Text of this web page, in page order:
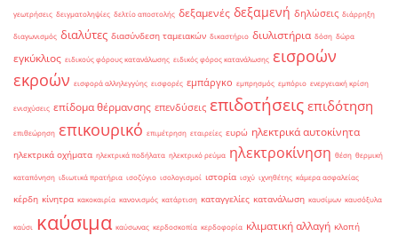
γεωτρήσεις δειγματοληψίες δελτίο αποστολής δεξαμενές δεξαμενή δηλώσεις διάρρηξη
διαγωνισμός διαλύτες διασύνδεση ταμειακών δικαστήριο διυλιστήρια δόση δώρα
εγκύκλιος ειδικούς φόρους κατανάλωσης ειδικός φόρος κατανάλωσης εισροών
εκροών εισφορά αλληλεγγύης εισφορές εμπάργκο εμπρησμός εμπόριο ενεργειακή κρίση
ενισχύσεις επίδομα θέρμανσης επενδύσεις επιδοτήσεις επιδότηση
επιθεώρηση επικουρικό επιμέτρηση εταιρείες ευρώ ηλεκτρικά αυτοκίνητα
ηλεκτρικά οχήματα ηλεκτρικά ποδήλατα ηλεκτρικό ρεύμα ηλεκτροκίνηση θέση θερμική
καταπόνηση ιδιωτικά πρατήρια ισοζύγιο ισολογισμοί ιστορία ισχύ ιχνηθέτης κάμερα ασφαλείας
κέρδη κίνητρα κακοκαιρία κανονισμός κατάρτιση καταγγελίες κατανάλωση καυσίμων καυσόξυλα
καύσι καύσιμα καύσωνας κερδοσκοπία κερδοφορία κλιματική αλλαγή κλοπή